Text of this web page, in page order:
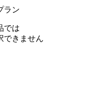
ラン
では
できません